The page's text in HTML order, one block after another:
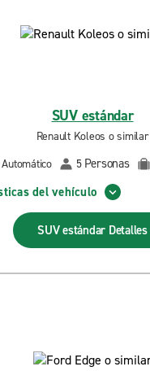
SUV estándar
Renault Koleos o similar
Automático
5 Personas
del vehículo
SUV estándar Detalles